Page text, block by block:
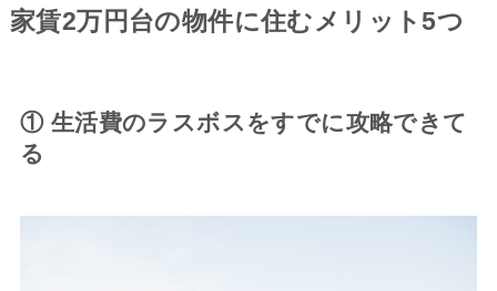
家賃2万円台の物件に住むメリット5つ
① 生活費のラスボスをすでに攻略できて
る